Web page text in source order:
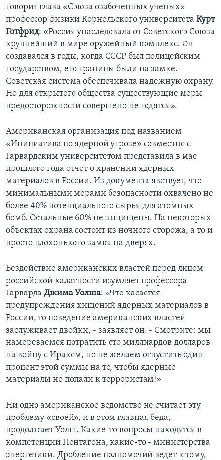
говорит глава «Союза озабоченных ученых»
профессор физики Корнельского университета Курт
Готфрид: «Россия унаследовала от Советского Союза
крупнейший в мире оружейный комплекс. Он
создавался в годы, когда СССР был полицейским
государством, его границы были на замке.
Советская система обеспечивала надежную охрану.
Но для открытого общества существующие меры
предосторожности совершено не годятся».
Американская организация под названием
«Инициатива по ядерной угрозе» совместно с
Гарвардским университетом представила в мае
прошлого года отчет о хранении ядерных
материалов в России. Из документа явствует, что
минимальными мерами безопасности охвачено не
более 40% потенциального сырья для атомных
бомб. Остальные 60% не защищены. На некоторых
объектах охрана состоит из ночного сторожа, а то и
просто плохонького замка на дверях.
Бездействие американских властей перед лицом
российской халатности изумляет профессора
Гарварда Джима Уолша: «Что касается
предупреждения хищений ядерных материалов в
России, то поведение американских властей
заслуживает двойки, - заявляет он. - Смотрите: мы
намереваемся потратить сто миллиардов долларов
на войну с Ираком, но не желаем отпустить один
процент этой суммы на то, чтобы ядерные
материалы не попали к террористам!»
Ни одно американское ведомство не считает эту
проблему «своей», и в этом главная беда,
продолжает Уолш. Какие-то вопросы находятся в
компетенции Пентагона, какие-то - министерства
энергетики. Дробление полномочий ведет к тому,